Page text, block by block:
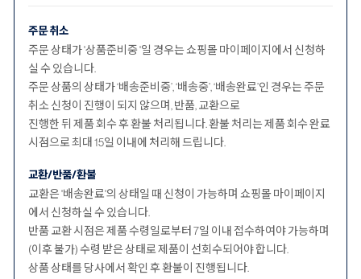
주문 취소
주문 상태가 '상품준비중 '일 경우는 쇼핑몰 마이페이지에서 신청하
실 수 있습니다.
주문 상품의 상태가 ‘배송준비중’, ‘배송중’, ‘배송완료’인 경우는 주문
취소 신청이 진행이 되지 않으며, 반품, 교환으로
진행한 뒤 제품 회수 후 환불 처리됩니다. 환불 처리는 제품 회수 완료
시점으로 최대 15일 이내에 처리해 드립니다.
교환/반품/환불
교환은 '배송완료'의 상태일 때 신청이 가능하며 쇼핑몰 마이페이지
에서 신청하실 수 있습니다.
반품 교환 시점은 제품 수령일로부터 7일 이내 접수하여야 가능하며
(이후 불가) 수령 받은 상태로 제품이 선회수되어야 합니다.
상품 상태를 당사에서 확인 후 환불이 진행됩니다.